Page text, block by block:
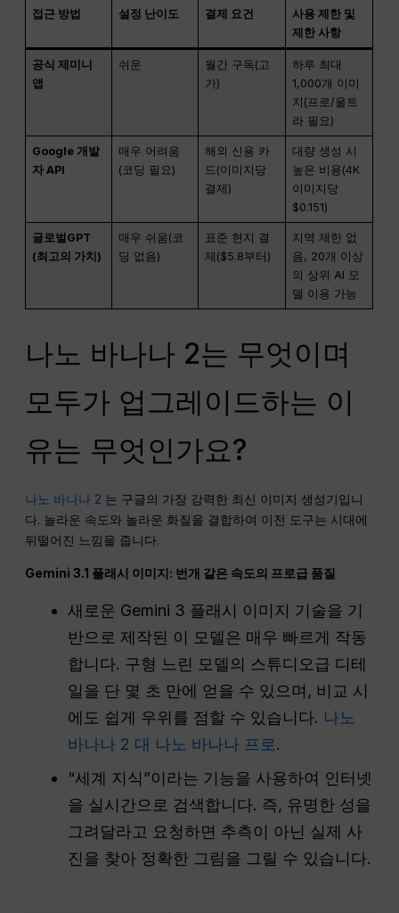
접근 방법 설정 난이도 결제 요건
사용 제한 및
제한 사항
공식 제미니
앱
쉬운
월간 구독(고
가)
하루 최대
1,000개 이미
지(프로/울트
라 필요)
Google 개발
자 API
매우 어려움
(코딩 필요)
해외 신용 카
드(이미지당
결제)
대량 생성 시
높은 비용(4K
이미지당
$0.151)
글로벌GPT
(최고의 가치)
매우 쉬움(코
딩 없음)
표준 현지 결
제($5.8부터)
지역 제한 없
음, 20개 이상
의 상위 AI 모
델 이용 가능
나노 바나나 2는 무엇이며
모두가 업그레이드하는 이
유는 무엇인가요?
나노 바나나 2 는 구글의 가장 강력한 최신 이미지 생성기입니
다. 놀라운 속도와 놀라운 화질을 결합하여 이전 도구는 시대에
뒤떨어진 느낌을 줍니다.
Gemini 3.1 플래시 이미지: 번개 같은 속도의 프로급 품질
새로운 Gemini 3 플래시 이미지 기술을 기
반으로 제작된 이 모델은 매우 빠르게 작동
합니다. 구형 느린 모델의 스튜디오급 디테
일을 단 몇 초 만에 얻을 수 있으며, 비교 시
에도 쉽게 우위를 점할 수 있습니다. 나노
바나나 2 대 나노 바나나 프로.
“세계 지식”이라는 기능을 사용하여 인터넷
을 실시간으로 검색합니다. 즉, 유명한 성을
그려달라고 요청하면 추측이 아닌 실제 사
진을 찾아 정확한 그림을 그릴 수 있습니다.